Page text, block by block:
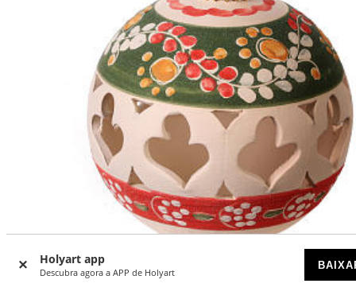
Holyart app
Descubra agora a APP de Holyart
-16%